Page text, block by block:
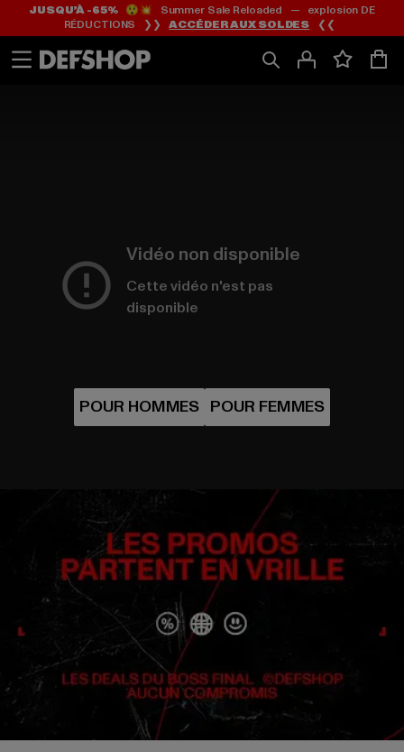
Passer
au
Passer
au
JUSQU’À -65%😲💥 Summer Sale Reloaded — explosion DE
RÉDUCTIONS ❯❯ACCÉDER AUX SOLDES ❮❮
Vidéo non disponible
Cette vidéo n'est pas
disponible